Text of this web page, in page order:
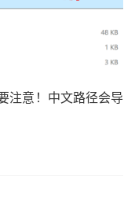
注意！中文路径会导